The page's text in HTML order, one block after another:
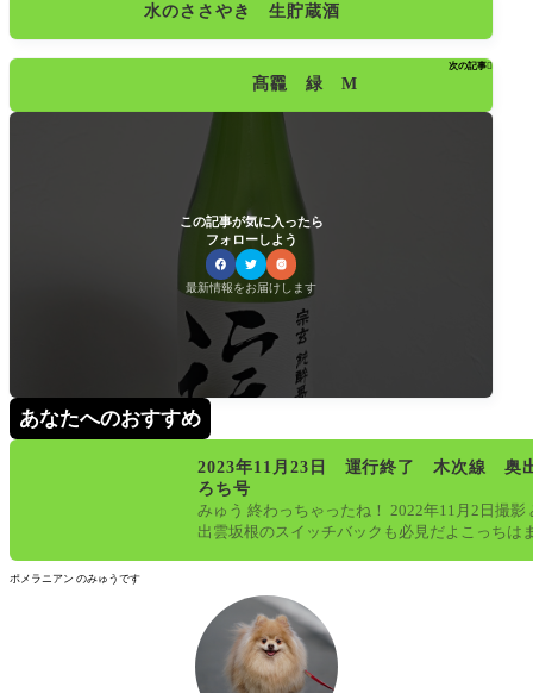
水のささやき 生貯蔵酒
次の記事
髙龗 緑 M
この記事が気に入ったら
フォローしよう
最新情報をお届けします
ポメラニアン のみゅうです
あなたへのおすすめ
2023年11月23日 運行終了 木次線 奥
ろち号
みゅう 終わっちゃったね！ 2022年11月2日撮影
出雲坂根のスイッチバックも必見だよこっちは